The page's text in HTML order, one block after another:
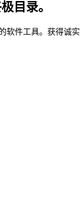
目录。
软件工具。获得诚实